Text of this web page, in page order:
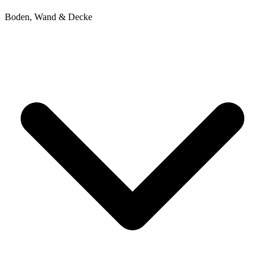
Boden, Wand & Decke